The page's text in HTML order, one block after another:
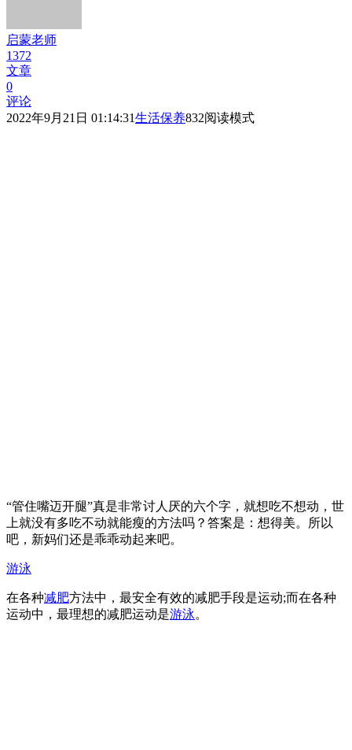
启蒙老师
1372
文章
0
评论
2022年9月21日 01:14:31生活保养832阅读模式
“管住嘴迈开腿”真是非常讨人厌的六个字，就想吃不想动，世
上就没有多吃不动就能瘦的方法吗？答案是：想得美。所以
吧，新妈们还是乖乖动起来吧。
游泳
在各种减肥方法中，最安全有效的减肥手段是运动;而在各种
运动中，最理想的减肥运动是游泳。